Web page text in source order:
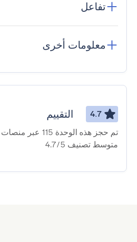
تفاعل
معلومات أخرى
4.7 التقييم
تم حجز هذه الوحدة
متوسط ​​تصنيف 4.7/5